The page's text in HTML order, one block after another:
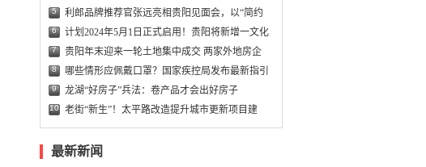
5 利郎品牌推荐官张远亮相贵阳见面会，以“简约
6 计划2024年5月1日正式启用！贵阳将新增一文化
7 贵阳年末迎来一轮土地集中成交 两家外地房企
8 哪些情形应佩戴口罩？国家疾控局发布最新指引
9 龙湖“好房子”兵法：卷产品才会出好房子
10 老街“新生”！太平路改造提升城市更新项目建
最新新闻